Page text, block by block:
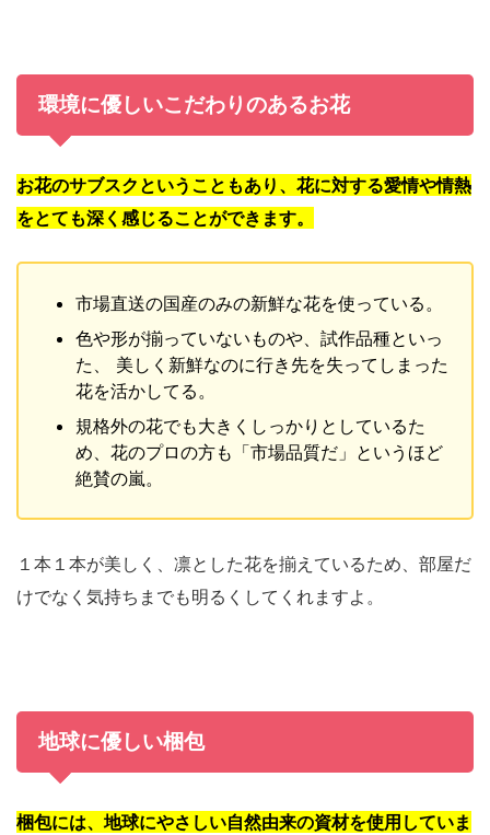
環境に優しいこだわりのあるお花
お花のサブスクということもあり、花に対する愛情や情熱
をとても深く感じることができます。
市場直送の国産のみの新鮮な花を使っている。
色や形が揃っていないものや、試作品種といっ
た、 美しく新鮮なのに行き先を失ってしまった
花を活かしてる。
規格外の花でも大きくしっかりとしているた
め、花のプロの方も「市場品質だ」というほど
絶賛の嵐。
１本１本が美しく、凛とした花を揃えているため、部屋だ
けでなく気持ちまでも明るくしてくれますよ。
地球に優しい梱包
梱包には、地球にやさしい自然由来の資材を使用していま